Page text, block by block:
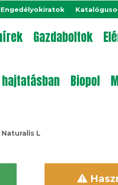
Engedélyokiratok
Gazdaboltok
Biopol
L